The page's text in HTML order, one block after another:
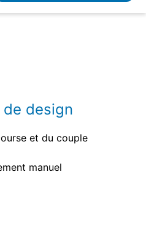
design
et du couple
manuel